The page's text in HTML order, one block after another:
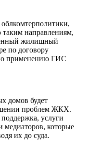
направлениям,
жилищный
по договору
применению ГИС
домов будет
проблем ЖКХ.
услуги
медиаторов, которые
их до суда.